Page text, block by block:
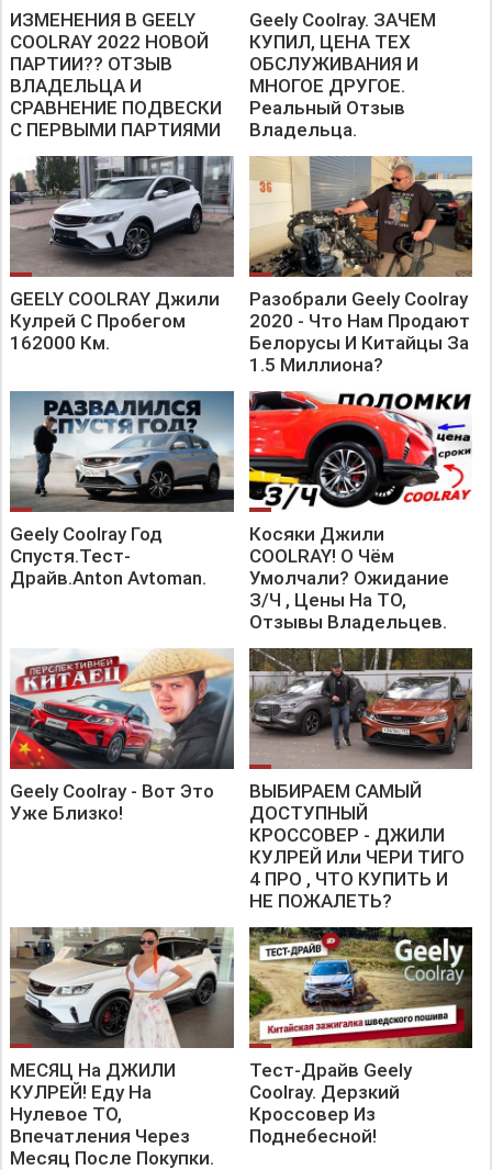
https://elcrucce.by/zaschitnie-nakidki/
Инстаграм elCrucce
https://instagram.com/elcruche.by?utm_medium=copy_link
Остальной товар ищите на сайте https://elcrucce.by/
Geely Atlas pro вилео
https://youtube.com/playlist?list=PL0z86Sl_xI1-
O680lC9P9zVclYVBKKnB1
Видео про VW TAOS
https://youtube.com/playlist?list=PL0z86Sl_xI1-
NiI4IjZYJ3xBHT8w1pFvI
Видео про Geely Tugella FY11
https://www.youtube.com/playlist?list=PL0z86Sl_xI1-
dfJjkYi3LHBSdLE-byvNg
Видео про Geely coolray
https://www.youtube.com/playlist?
list=PL0z86Sl_xI18FSdVPJki3GlbSvx5a2oiR
jHCGJ_UwcaiZ
--------------------
На развитие канала
Номер карты
4177 5311 2802 0586
до 04/24
Заранее СПАСИБО !!!
--------------
VK - https://vk.com/id128453940
ОДНОКЛАССНИКИ - https://ok.ru/ivan.skachkov1 @777Ivan
Проблемы Geely Coolray до 10.000 км от владельца @Ivan
ИЗМЕНЕНИЯ В GEELY
COOLRAY 2022 НОВОЙ
ПАРТИИ?? ОТЗЫВ
ВЛАДЕЛЬЦА И
СРАВНЕНИЕ ПОДВЕСКИ
С ПЕРВЫМИ ПАРТИЯМИ
Geely Coolray. ЗАЧЕМ
КУПИЛ, ЦЕНА ТЕХ
ОБСЛУЖИВАНИЯ И
МНОГОЕ ДРУГОЕ.
Реальный Отзыв
Владельца.
GEELY COOLRAY Джили
Кулрей С Пробегом
162000 Км.
Разобрали Geely Coolray
2020 - Что Нам Продают
Белорусы И Китайцы За
1.5 Миллиона?
Geely Coolray Год
Спустя.Тест-
Драйв.Anton Avtoman.
Косяки Джили
COOLRAY! О Чём
Умолчали? Ожидание
З/Ч , Цены На ТО,
Отзывы Владельцев.
Geely Coolray - Вот Это
Уже Близко!
ВЫБИРАЕМ САМЫЙ
ДОСТУПНЫЙ
КРОССОВЕР - ДЖИЛИ
КУЛРЕЙ Или ЧЕРИ ТИГО
4 ПРО , ЧТО КУПИТЬ И
НЕ ПОЖАЛЕТЬ?
МЕСЯЦ На ДЖИЛИ
КУЛРЕЙ! Еду На
Нулевое ТО,
Впечатления Через
Месяц После Покупки.
Тест-Драйв Geely
Coolray. Дерзкий
Кроссовер Из
Поднебесной!